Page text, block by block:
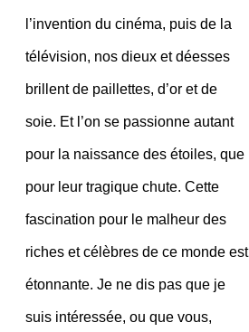
l’invention du cinéma, puis de la
télévision, nos dieux et déesses
brillent de paillettes, d’or et de
soie. Et l’on se passionne autant
pour la naissance des étoiles, que
pour leur tragique chute. Cette
fascination pour le malheur des
riches et célèbres de ce monde est
étonnante. Je ne dis pas que je
suis intéressée, ou que vous,